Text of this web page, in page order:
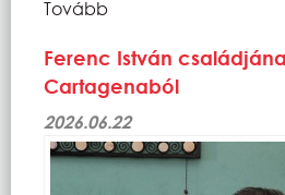
Tovább
Ferenc István
Cartagenaból
2026.06.22